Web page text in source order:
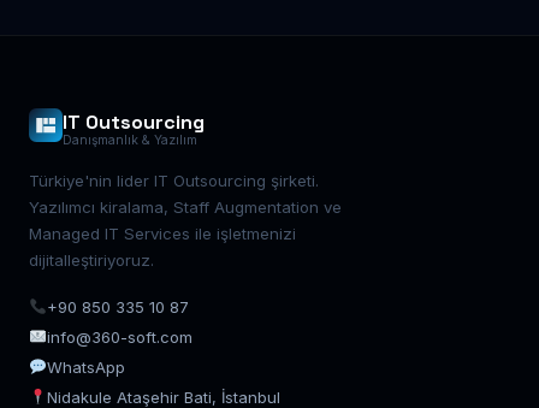
IT Outsourcing
Danışmanlık & Yazılım
Türkiye'nin lider IT Outsourcing şirketi.
Yazılımcı kiralama, Staff Augmentation ve
Managed IT Services ile işletmenizi
dijitalleştiriyoruz.
+90 850 335 10 87
info@360-soft.com
WhatsApp
Nidakule Ataşehir Bati, İstanbul